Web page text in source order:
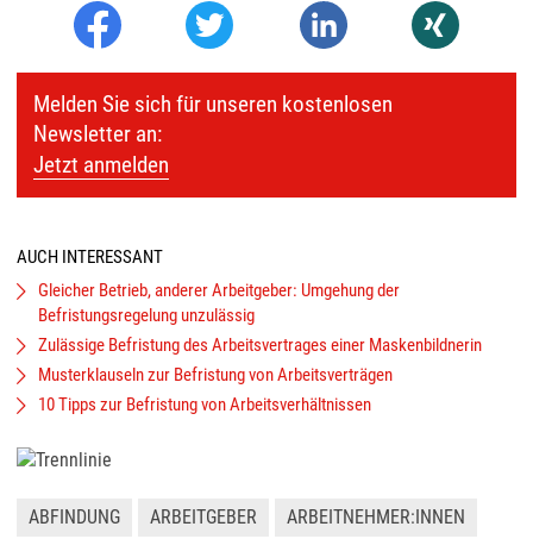
Melden Sie sich für unseren kostenlosen
Newsletter an:
Jetzt anmelden
AUCH INTERESSANT
Gleicher Betrieb, anderer Arbeitgeber: Umgehung der
Befristungsregelung unzulässig
Zulässige Befristung des Arbeitsvertrages einer Maskenbildnerin
Musterklauseln zur Befristung von Arbeitsverträgen
10 Tipps zur Befristung von Arbeitsverhältnissen
ABFINDUNG ARBEITGEBER
ARBEITNEHMER:INNEN